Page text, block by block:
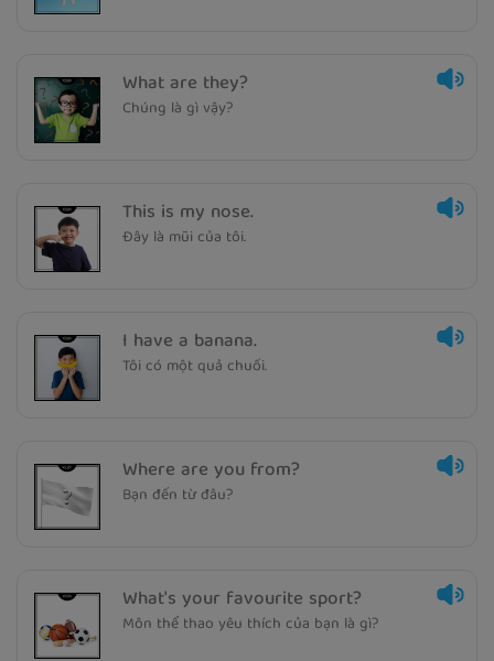
What are they?
Chúng là gì vậy?
This is my nose.
Đây là mũi của tôi.
I have a banana.
Tôi có một quả chuối.
Where are you from?
Bạn đến từ đâu?
What's your favourite sport?
Môn thể thao yêu thích của bạn là gì?